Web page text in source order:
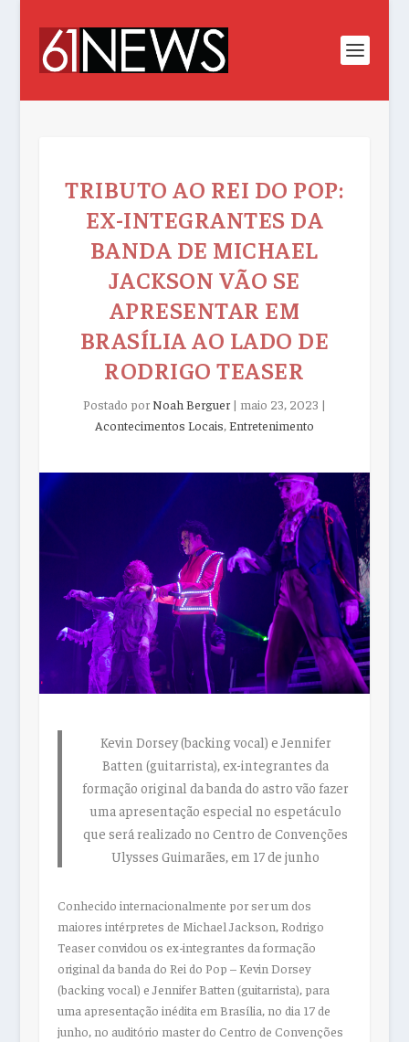
TRIBUTO AO REI DO POP:
EX-INTEGRANTES DA
BANDA DE MICHAEL
JACKSON VÃO SE
APRESENTAR EM
BRASÍLIA AO LADO DE
RODRIGO TEASER
Postado por Noah Berguer| maio 23, 2023 |
Acontecimentos Locais,Entretenimento
Kevin Dorsey (backing vocal) e Jennifer
Batten (guitarrista), ex-integrantes da
formação original da banda do astro vão fazer
uma apresentação especial no espetáculo
que será realizado no Centro de Convenções
Ulysses Guimarães, em 17 de junho
Conhecido internacionalmente por ser um dos
maiores intérpretes de Michael Jackson, Rodrigo
Teaser convidou os ex-integrantes da formação
original da banda do Rei do Pop – Kevin Dorsey
(backing vocal) e Jennifer Batten (guitarrista), para
uma apresentação inédita em Brasília, no dia 17 de
junho, no auditório master do Centro de Convenções